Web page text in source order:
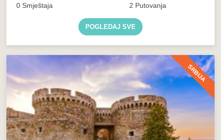
0 Smještaja 2 Putovanja
POGLEDAJ SVE
SRBIJA